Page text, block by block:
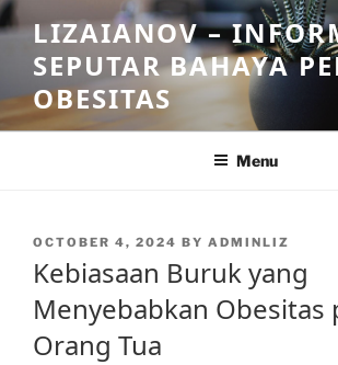
Skip
to
content
LIZAIANOV –
SEPUTAR BAHAYA
OBESITAS
Menu
POSTED
OCTOBER 4, 2024 BY ADMINLIZ
Kebiasaan Buruk yang
Menyebabkan Obesitas
Orang Tua